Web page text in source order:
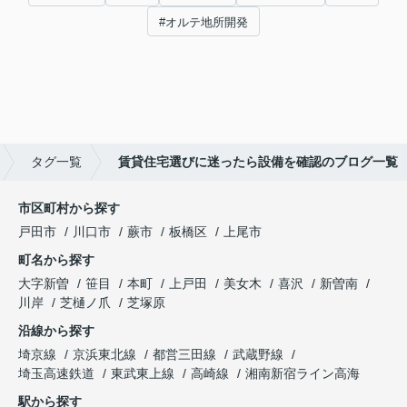
#オルテ地所開発
タグ一覧 賃貸住宅選びに迷ったら設備を確認のブログ一覧
市区町村から探す
戸田市
川口市 蕨市 板橋区
上尾市
町名から探す
大字新曽
笹目 本町 上戸田 美女木 喜沢
新曽南
川岸
芝樋ノ爪
芝塚原
沿線から探す
埼京線
京浜東北線 都営三田線
武蔵野線
埼玉高速鉄道
東武東上線 高崎線
湘南新宿ライン高海
駅から探す